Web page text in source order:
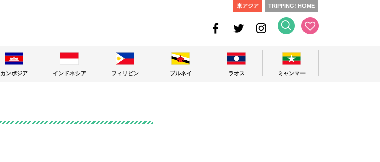
東アジア TRIPPING! HOME
カンボジア インドネシア フィリピン ブルネイ ラオス ミャンマー